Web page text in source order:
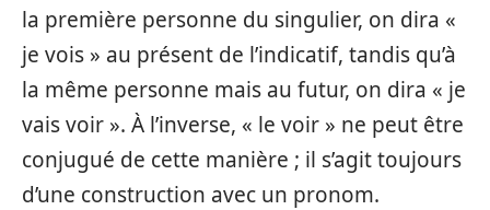
la première personne du singulier, on dira «
je vois » au présent de l’indicatif, tandis qu’à
la même personne mais au futur, on dira « je
vais voir ». À l’inverse, « le voir » ne peut être
conjugué de cette manière ; il s’agit toujours
d’une construction avec un pronom.